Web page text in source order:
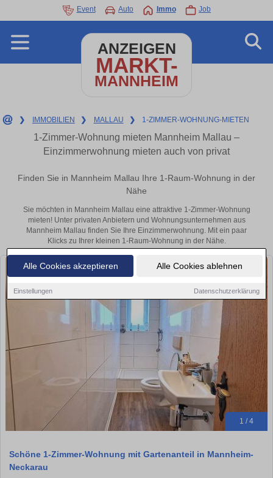
Alle Cookies akzeptieren Alle Cookies ablehnen
Einstellungen Datenschutzerklärung
Event Auto Immo Job
ANZEIGEN
MARKT-
MANNHEIM
❯ IMMOBILIEN ❯ MALLAU ❯ 1-ZIMMER-WOHNUNG-MIETEN
1-Zimmer-Wohnung mieten Mannheim Mallau –
Einzimmerwohnung mieten auch von privat
Finden Sie in Mannheim Mallau Ihre 1-Raum-Wohnung in der
Nähe
Sie möchten in Mannheim Mallau eine attraktive 1-Zimmer-Wohnung
mieten! Unter privaten Anbietern und Wohnungsunternehmen aus
Mannheim Mallau finden Sie Ihre Einzimmerwohnung. Mit ein paar
Klicks zu Ihrer kleinen 1-Raum-Wohnung in der Nähe.
1 / 4
Schöne 1-Zimmer-Wohnung mit Gartenanteil in Mannheim-
Neckarau